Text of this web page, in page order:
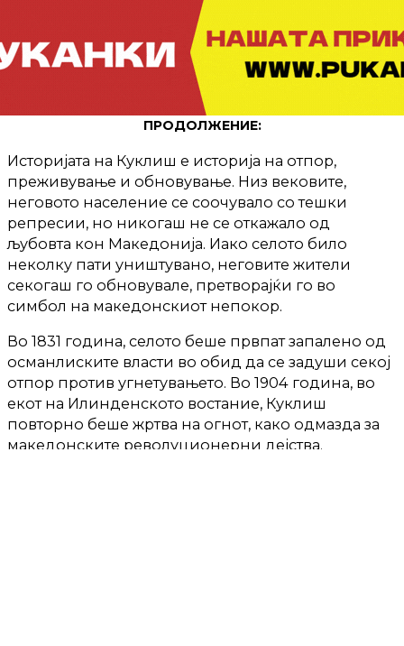
ПРОДОЛЖЕНИЕ:
Историјата на Куклиш е историја на отпор,
преживување и обновување. Низ вековите,
неговото население се соочувало со тешки
репресии, но никогаш не се откажало од
љубовта кон Македонија. Иако селото било
неколку пати уништувано, неговите жители
секогаш го обновувале, претворајќи го во
симбол на македонскиот непокор.
Во 1831 година, селото беше првпат запалено од
османлиските власти во обид да се задуши секој
отпор против угнетувањето. Во 1904 година, во
екот на Илинденското востание, Куклиш
повторно беше жртва на огнот, како одмазда за
македонските револуционерни дејства.